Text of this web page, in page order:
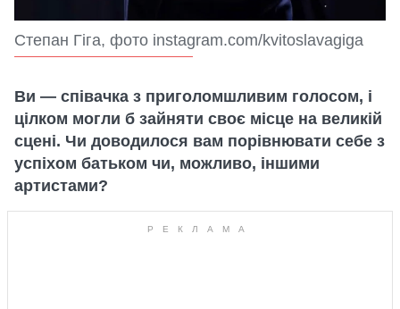
Степан Гіга, фото instagram.com/kvitoslavagiga
Ви — співачка з приголомшливим голосом, і
цілком могли б зайняти своє місце на великій
сцені. Чи доводилося вам порівнювати себе з
успіхом батьком чи, можливо, іншими
артистами?